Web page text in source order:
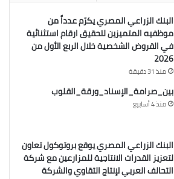
البنك الزراعي المصري يكرّم عدداً من
موظفيه المتميزين لتحقيق ارقام استثنائية
في القروض الشخصية خلال الربع الأول من
2026
منذ 31 دقيقة
بين_صرامة_الإسناد_ورقة_القلوب
منذ 4 أسابيع
البنك الزراعي المصري يوقع بروتوكول تعاون
لتعزيز القدرات الانتاجية للمزارعين مع شركة
التحالف العربي لإنتاج التقاوي والشركة